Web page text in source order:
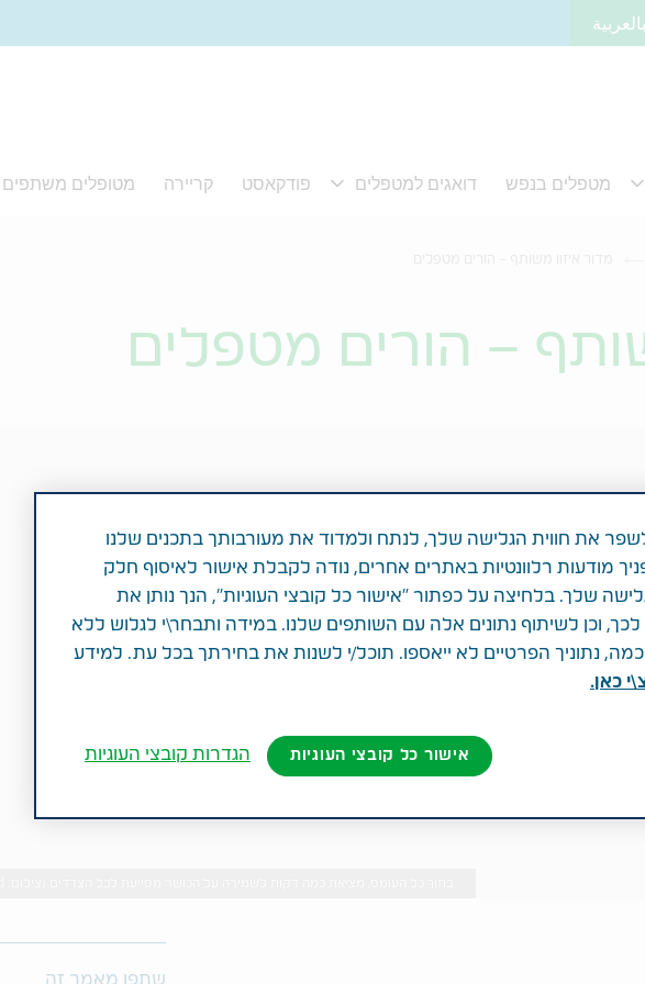
– הורים מטפלים
שתפו מאמר זה
את חווית הגלישה שלך, לנתח ולמדוד את מעורבותך בתכנים שלנו
מודעות רלוונטיות באתרים אחרים, נודה לקבלת אישור לאיסוף חלק
שלך. בלחיצה על כפתור "אישור כל קובצי העוגיות", הנך נותן את
וכן לשיתוף נתונים אלה עם השותפים שלנו. במידה ותבחר\י לגלוש ללא
נתוניך הפרטיים לא ייאספו. תוכל/י לשנות את בחירתך בכל עת. למידע
כאן.
אישור כל קובצי העוגיות הגדרות קובצי העוגיות